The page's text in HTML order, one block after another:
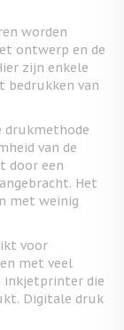
worden
ontwerp en de
zijn enkele
bedrukken van
drukmethode
van de
door een
Het
met weinig
voor
met veel
inkjetprinter die
Digitale druk